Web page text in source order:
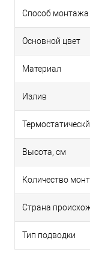
Способ монтажа
Основной цвет
Материал
Излив
Термостатическй
Высота, см
Тип подводки